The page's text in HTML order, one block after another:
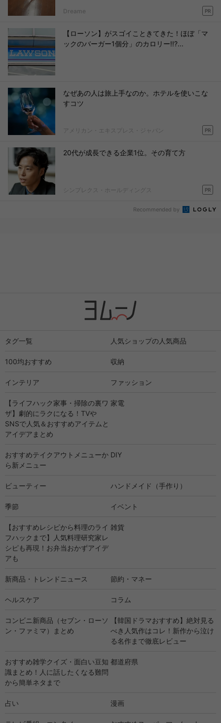
Dreame PR
【ローソン】がスゴイこときてきた！ほぼ「マ
ックのバーガー1個分」のカロリー!!?...
なぜあの人は旅上手なのか。ホテルを使いこな
すコツ
アメリカン・エキスプレス・ジャパン PR
20代が成長できる企業1位。その育て方
シンプレクス・ホールディングス PR
Recommended by
タグ一覧 人気ショップの人気商品
100均おすすめ 収納
インテリア ファッション
【ライフハック家事・掃除の裏ワ
ザ】劇的にラクになる！TVや
SNSで人気＆おすすめアイテムと
アイデアまとめ
家電
おすすめテイクアウトメニューか
ら新メニュー
DIY
ビューティー ハンドメイド（手作り）
季節 イベント
【おすすめレシピから料理のライ
フハックまで】人気料理研究家レ
シピも再現！お弁当おかずアイデ
アも
雑貨
新商品・トレンドニュース 節約・マネー
ヘルスケア コラム
コンビニ新商品（セブン・ローソ
ン・ファミマ）まとめ
【韓国ドラマおすすめ】絶対見る
べき人気作はコレ！新作から泣け
る名作まで徹底レビュー
おすすめ雑学クイズ・面白い豆知
識まとめ！人に話したくなる難問
から簡単ネタまで
都道府県
占い 漫画